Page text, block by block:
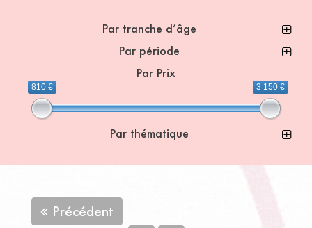
Par tranche d’âge
Par période
Par Prix
810 € 3 150 €
Par thématique
Précédent